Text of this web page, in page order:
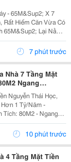
- 65M&Sup2; X 7
Rất Hiếm Căn Vừa Có
65M&Sup2; Lại Nằm
Diện Tích
Gara Ô...7 phút trước
Nhà 7 Tầng Mặt
Ngang
Hơn 1 Tỷ/Năm-
Nguyễn Thái Học,
1 Tỷ/Năm -
Tích: 80M2 - Ngang
Máy - 12 Phòng Mỗi
Thác Full...
10 phút trước
4 Tầng Mặt Tiền